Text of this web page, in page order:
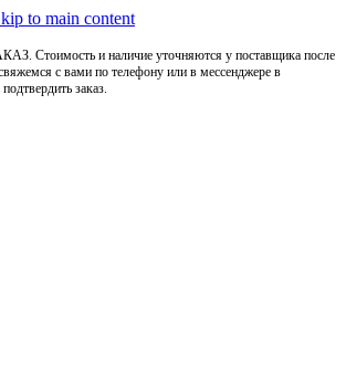
to main content
Стоимость и наличие уточняются у поставщика после
с вами по телефону или в мессенджере в
заказ.